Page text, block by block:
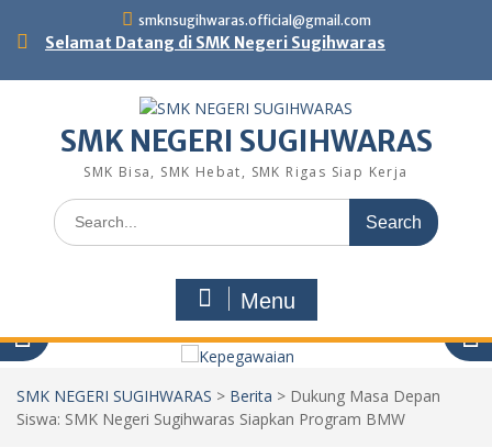
content
smknsugihwaras.official@gmail.com
Selamat Datang di SMK Negeri Sugihwaras
SMK NEGERI SUGIHWARAS
SMK Bisa, SMK Hebat, SMK Rigas Siap Kerja
Search
for:
Menu
SMK NEGERI SUGIHWARAS > Berita > Dukung Masa Depan
Siswa: SMK Negeri Sugihwaras Siapkan Program BMW